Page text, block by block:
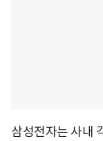
삼성전자는 사내